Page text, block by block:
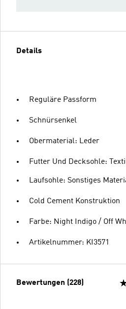
Details
Reguläre Passform
Schnürsenkel
Obermaterial: Leder
Futter Und Decksohle:
Laufsohle: Sonstiges
Cold Cement Konstruktion
Farbe: Night Indigo / Off
Artikelnummer: KI3571
Bewertungen (228)